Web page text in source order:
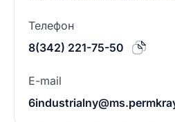
Телефон
8(342) 221-75-50
E-mail